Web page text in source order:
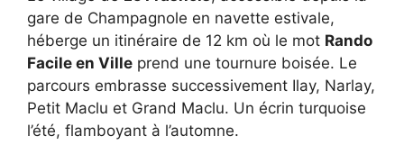
gare de Champagnole en navette estivale,
héberge un itinéraire de 12 km où le mot Rando
Facile en Ville prend une tournure boisée. Le
parcours embrasse successivement Ilay, Narlay,
Petit Maclu et Grand Maclu. Un écrin turquoise
l’été, flamboyant à l’automne.